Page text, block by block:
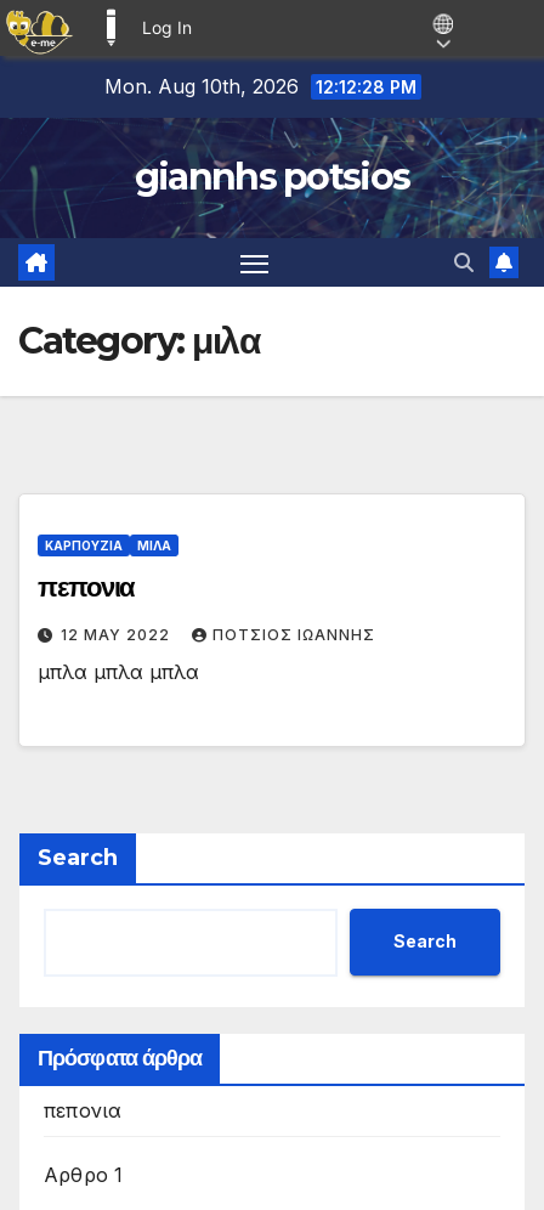
Log In
content
Mon. Aug 10th, 2026 12:12:28 PM
giannhs potsios
Category: μιλα
ΚΑΡΠΟΥΖΙΑ ΜΙΛΑ
πεπονια
12 MAY 2022 ΠΟΤΣΙΟΣ ΙΩΑΝΝΗΣ
μπλα μπλα μπλα
Search
Search
Πρόσφατα άρθρα
πεπονια
Αρθρο 1